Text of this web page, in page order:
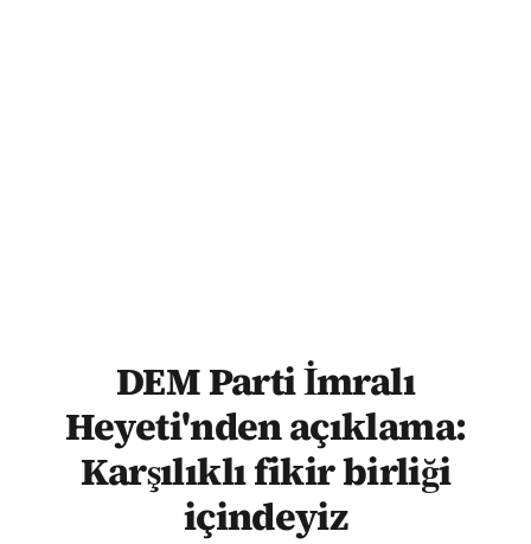
DEM Parti İmralı
Heyeti'nden açıklama:
Karşılıklı fikir birliği
içindeyiz